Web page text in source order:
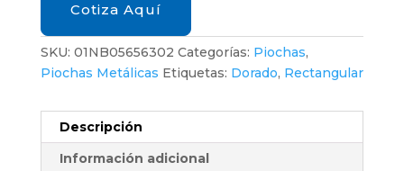
Cotiza Aquí
SKU: 01NB05656302 Categorías: Piochas,
Piochas Metálicas Etiquetas: Dorado, Rectangular
Descripción
Información adicional